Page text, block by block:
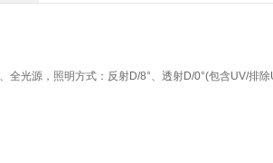
光源，照明方式：反射D/8°、透射D/0°(包含UV/排除